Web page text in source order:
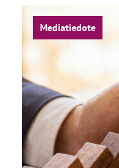
Mediatiedote